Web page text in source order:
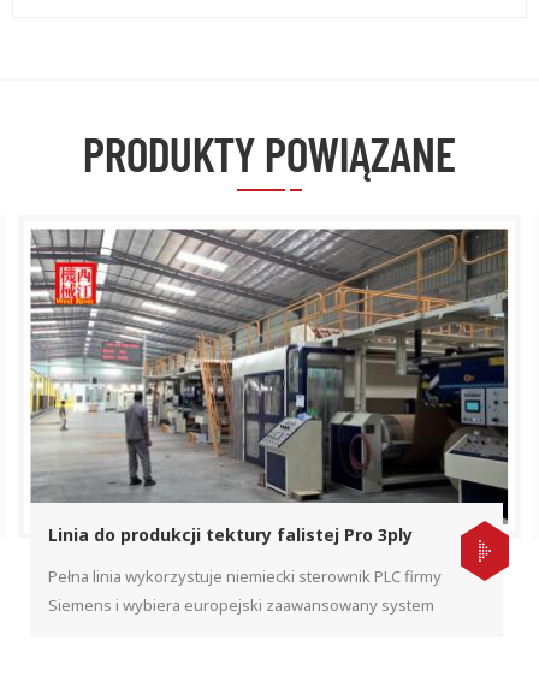
PRODUKTY POWIĄZANE
Linia do produkcji tektury falistej Pro 3ply
Pełna linia wykorzystuje niemiecki sterownik PLC firmy
Siemens i wybiera europejski zaawansowany system